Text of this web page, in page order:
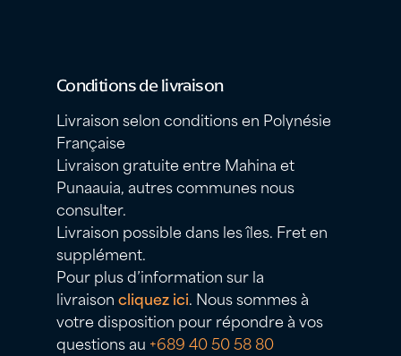
Conditions de livraison
Livraison selon conditions en Polynésie
Française
Livraison gratuite entre Mahina et
Punaauia, autres communes nous
consulter.
Livraison possible dans les îles. Fret en
supplément.
Pour plus d’information sur la
livraisoncliquez ici. Nous sommes à
votre disposition pour répondre à vos
questions au +689 40 50 58 80